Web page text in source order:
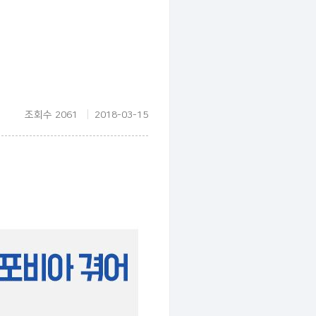
조회수 2061 2018-03-15